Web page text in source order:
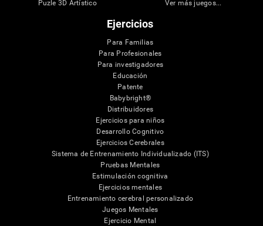
Puzle 3D Artístico
Ver más juegos...
Ejercicios
Para Familias
Para Profesionales
Para investigadores
Educación
Patente
Babybright®
Distribuidores
Ejercicios para niños
Desarrollo Cognitivo
Ejercicios Cerebrales
Sistema de Entrenamiento Individualizado (ITS)
Pruebas Mentales
Estimulación cognitiva
Ejercicios mentales
Entrenamiento cerebral personalizado
Juegos Mentales
Ejercicio Mental